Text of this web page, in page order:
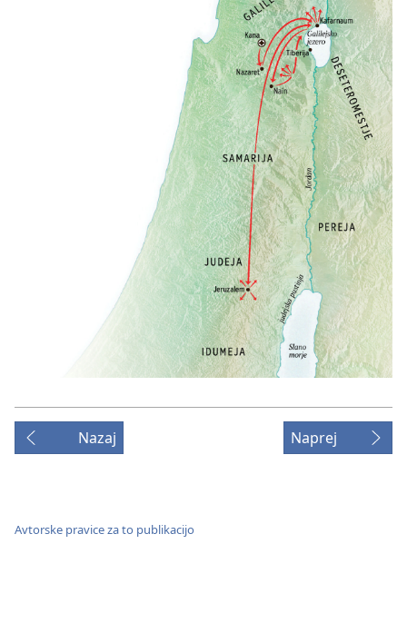
Nazaj Naprej
Avtorske pravice za to publikacijo